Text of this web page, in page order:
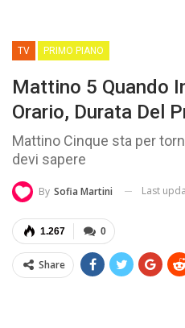
TV PRIMO PIANO
Mattino 5 Quando
Orario, Durata Del
Mattino Cinque sta per
devi sapere
By Sofia Martini Last
0
1.267
Share